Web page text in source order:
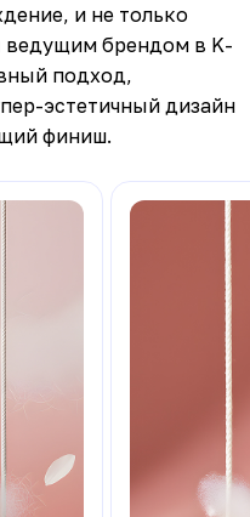
и не только
ведущим брендом в K-
подход,
эстетичный дизайн
финиш.